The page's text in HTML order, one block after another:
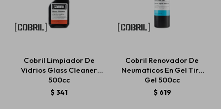
Cobril Limpiador De
Vidrios Glass Cleaner
500cc
$ 341
Cobril Renovador De
Neumaticos En Gel Tire
Gel 500cc
$ 619
Repuestos
Servicios